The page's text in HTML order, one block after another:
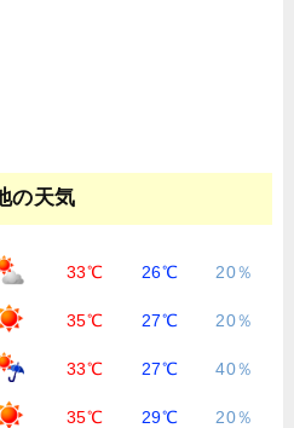
の天気
33℃ 26℃ 20％
35℃ 27℃ 20％
33℃ 27℃ 40％
35℃ 29℃ 20％